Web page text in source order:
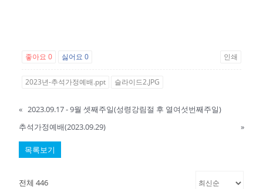
좋아요0 싫어요0 인쇄
2023년-추석가정예배.ppt 슬라이드2.JPG
« 2023.09.17 - 9월 셋째주일(성령강림절 후 열여섯번째주일)
추석가정예배(2023.09.29)
»
목록보기
전체 446